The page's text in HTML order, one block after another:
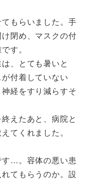
もらいました。手
閉め、マスクの付
す。
、とても暑いと
付着していない
経をすり減らすそ
えたあと、病院と
てくれました。
す…。容体の悪い患
てもらうのか。設